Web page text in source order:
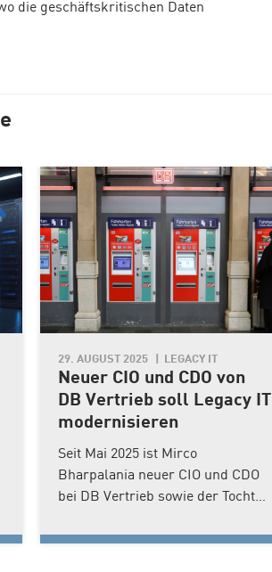
die geschäftskritischen Daten
29. AUGUST 2025 LEGACY IT
Neuer CIO und CDO von
DB Vertrieb soll Legacy IT
modernisieren
Seit Mai 2025 ist Mirco
Bharpalania neuer CIO und CDO
bei DB Vertrieb sowie der Tochter